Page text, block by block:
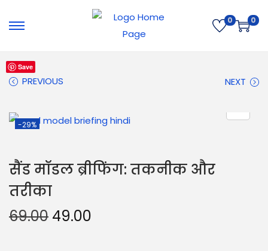
0 0
PREVIOUS NEXT
Save
-29%
सैंड मॉडल ब्रीफिंग: तकनीक और
तरीका
69.00 49.00